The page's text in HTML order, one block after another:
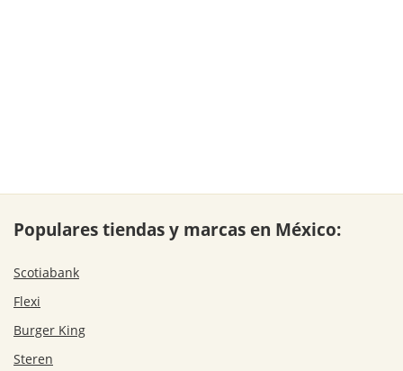
Populares tiendas y marcas en México:
Scotiabank
Flexi
Burger King
Steren